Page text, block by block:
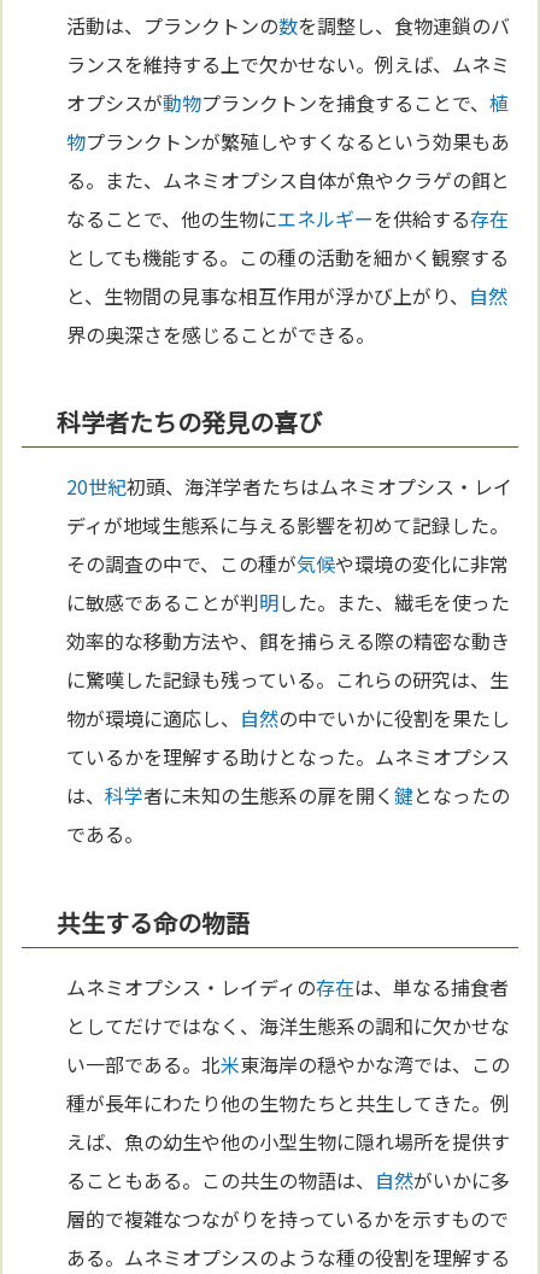
活動は、プランクトンの数を調整し、食物連鎖のバ
ランスを維持する上で欠かせない。例えば、ムネミ
オプシスが動物プランクトンを捕食することで、植
物プランクトンが繁殖しやすくなるという効果もあ
る。また、ムネミオプシス自体が魚やクラゲの餌と
なることで、他の生物にエネルギーを供給する存在
としても機能する。この種の活動を細かく観察する
と、生物間の見事な相互作用が浮かび上がり、 自然
界の奥深さを感じることができる。
科学者たちの発見の喜び
20世紀初頭、海洋学者たちはムネミオプシス・レイ
ディが地域生態系に与える影響を初めて記録した。
その調査の中で、この種が気候や環境の変化に非常
に敏感であることが判明した。また、繊毛を使った
効率的な移動方法や、餌を捕らえる際の精密な動き
に驚嘆した記録も残っている。これらの研究は、生
物が環境に適応し、 自然の中でいかに役割を果たし
ているかを理解する助けとなった。ムネミオプシス
は、科学者に未知の生態系の扉を開く鍵となったの
である。
共生する命の物語
ムネミオプシス・レイディの存在は、単なる捕食者
としてだけではなく、海洋生態系の調和に欠かせな
い一部である。北米東海岸の穏やかな湾では、この
種が長年にわたり他の生物たちと共生してきた。例
えば、魚の幼生や他の小型生物に隠れ場所を提供す
ることもある。この共生の物語は、 自然がいかに多
層的で複雑なつながりを持っているかを示すもので
ある。ムネミオプシスのような種の役割を理解する